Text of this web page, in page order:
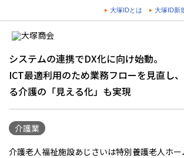
大塚IDとは 大塚ID新
システムの連携でDX化に向け始動。
ICT最適利用のため業務フローを見直し
る介護の「見える化」も実現
介護業
介護老人福祉施設あじさいは特別養護老人ホ